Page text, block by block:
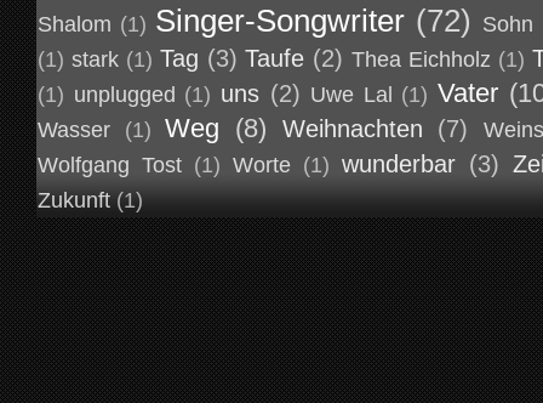
Shalom (1) Singer-Songwriter (72) Sohn
(1) stark (1) Tag (3) Taufe (2) Thea Eichholz (1)
(1) unplugged (1) uns (2) Uwe Lal (1) Vater
Wasser (1) Weg (8) Weihnachten (7)
Wolfgang Tost (1) Worte (1) wunderbar (3)
Zukunft (1)